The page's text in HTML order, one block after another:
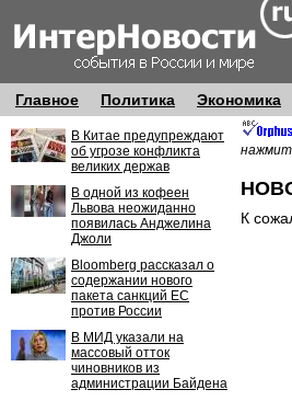
Главное Политика Экономика
В Китае предупреждают
об угрозе конфликта
великих держав
В одной из кофеен
Львова неожиданно
появилась Анджелина
Джоли
Bloomberg рассказал о
содержании нового
пакета санкций ЕС
против России
В МИД указали на
массовый отток
чиновников из
администрации Байдена
К